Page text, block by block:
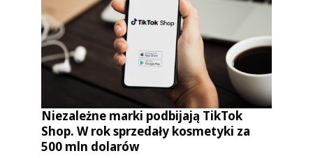
Niezależne marki podbijają TikTok
Shop. W rok sprzedały kosmetyki za
500 mln dolarów